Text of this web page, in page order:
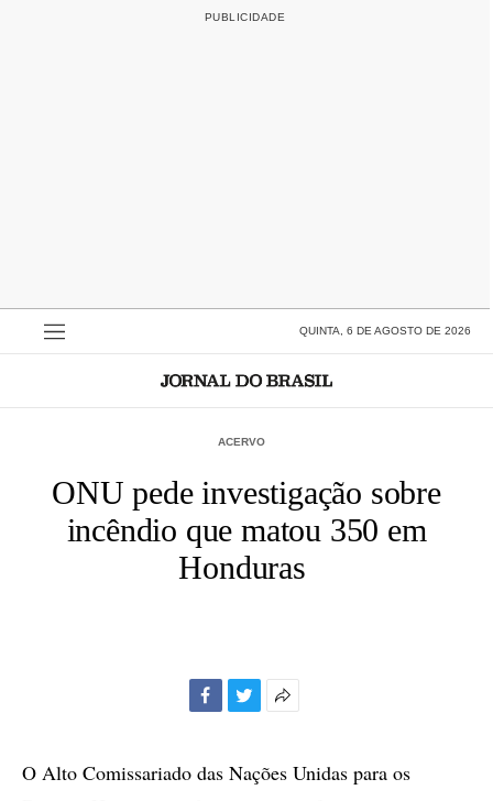
QUINTA, 6 DE AGOSTO DE 2026
ACERVO
ONU pede investigação sobre
incêndio que matou 350 em
Honduras
compartilhamento
O Alto Comissariado das Nações Unidas para os